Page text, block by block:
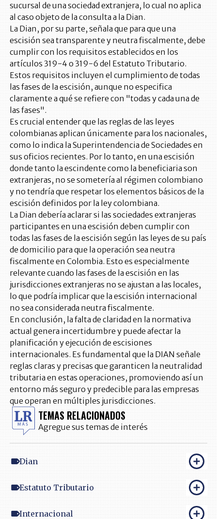
sucursal de una sociedad extranjera, lo cual no aplica
al caso objeto de la consulta a la Dian.
La Dian, por su parte, señala que para que una
escisión sea transparente y neutra fiscalmente, debe
cumplir con los requisitos establecidos en los
artículos 319-4 o 319-6 del Estatuto Tributario.
Estos requisitos incluyen el cumplimiento de todas
las fases de la escisión, aunque no especifica
claramente a qué se refiere con "todas y cada una de
las fases".
Es crucial entender que las reglas de las leyes
colombianas aplican únicamente para los nacionales,
como lo indica la Superintendencia de Sociedades en
sus oficios recientes. Por lo tanto, en una escisión
donde tanto la escindente como la beneficiaria son
extranjeras, no se sometería al régimen colombiano
y no tendría que respetar los elementos básicos de la
escisión definidos por la ley colombiana.
La Dian debería aclarar si las sociedades extranjeras
participantes en una escisión deben cumplir con
todas las fases de la escisión según las leyes de su país
de domicilio para que la operación sea neutra
fiscalmente en Colombia. Esto es especialmente
relevante cuando las fases de la escisión en las
jurisdicciones extranjeras no se ajustan a las locales,
lo que podría implicar que la escisión internacional
no sea considerada neutra fiscalmente.
En conclusión, la falta de claridad en la normativa
actual genera incertidumbre y puede afectar la
planificación y ejecución de escisiones
internacionales. Es fundamental que la DIAN señale
reglas claras y precisas que garanticen la neutralidad
tributaria en estas operaciones, promoviendo así un
entorno más seguro y predecible para las empresas
que operan en múltiples jurisdicciones.
TEMAS RELACIONADOS
Agregue sus temas de interés
Dian
Estatuto Tributario
Internacional